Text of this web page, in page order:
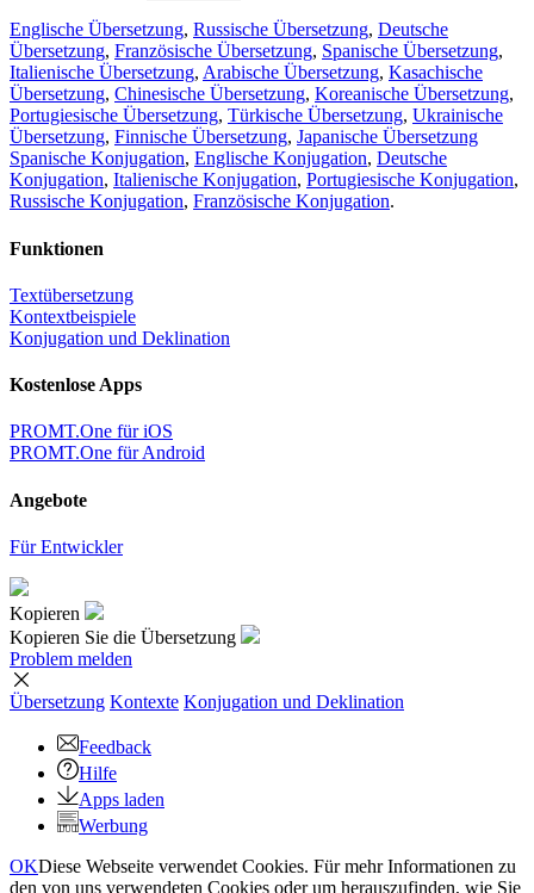
Englische Übersetzung, Russische Übersetzung, Deutsche
Übersetzung, Französische Übersetzung, Spanische Übersetzung,
Italienische Übersetzung, Arabische Übersetzung, Kasachische
Übersetzung, Chinesische Übersetzung, Koreanische Übersetzung,
Portugiesische Übersetzung, Türkische Übersetzung, Ukrainische
Übersetzung, Finnische Übersetzung, Japanische Übersetzung
Spanische Konjugation, Englische Konjugation, Deutsche
Konjugation, Italienische Konjugation, Portugiesische Konjugation,
Russische Konjugation, Französische Konjugation.
Funktionen
Textübersetzung
Kontextbeispiele
Konjugation und Deklination
Kostenlose Apps
PROMT.One für iOS
PROMT.One für Android
Angebote
Für Entwickler
Kopieren
Kopieren Sie die Übersetzung
Problem melden
Übersetzung Kontexte Konjugation und Deklination
Feedback
Hilfe
Apps laden
Werbung
OKDiese Webseite verwendet Cookies. Für mehr Informationen zu
den von uns verwendeten Cookies oder um herauszufinden, wie Sie